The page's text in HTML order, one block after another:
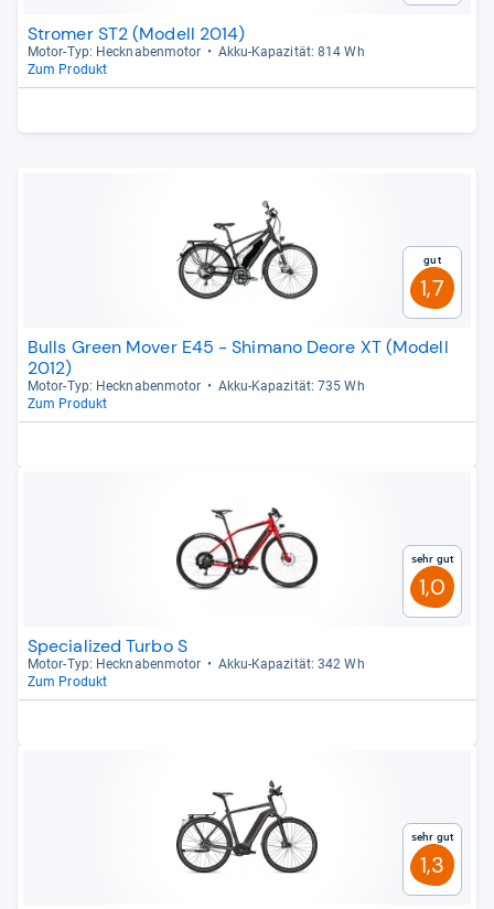
Stromer ST2 (Modell 2014)
Motor-​Typ: Heck­na­ben­mo­tor
Akku-​Kapa­zi­tät: 814 Wh
Zum Produkt
Gut
1,7
Bulls Green Mover E45 - Shimano Deore XT (Modell
2012)
Motor-​Typ: Heck­na­ben­mo­tor
Akku-​Kapa­zi­tät: 735 Wh
Zum Produkt
Sehr gut
1,0
Specialized Turbo S
Motor-​Typ: Heck­na­ben­mo­tor
Akku-​Kapa­zi­tät: 342 Wh
Zum Produkt
Sehr gut
1,3